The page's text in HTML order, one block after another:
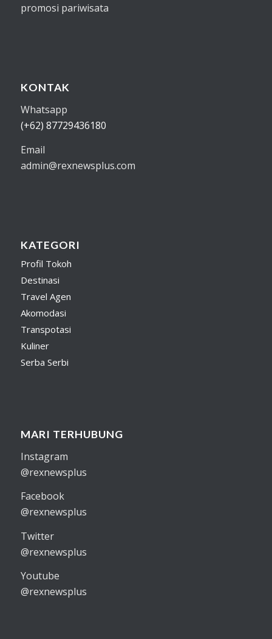
promosi pariwisata
KONTAK
Whatsapp
(+62) 87729436180
Email
admin@rexnewsplus.com
KATEGORI
Profil Tokoh
Destinasi
Travel Agen
Akomodasi
Transpotasi
Kuliner
Serba Serbi
MARI TERHUBUNG
Instagram
@rexnewsplus
Facebook
@rexnewsplus
Twitter
@rexnewsplus
Youtube
@rexnewsplus